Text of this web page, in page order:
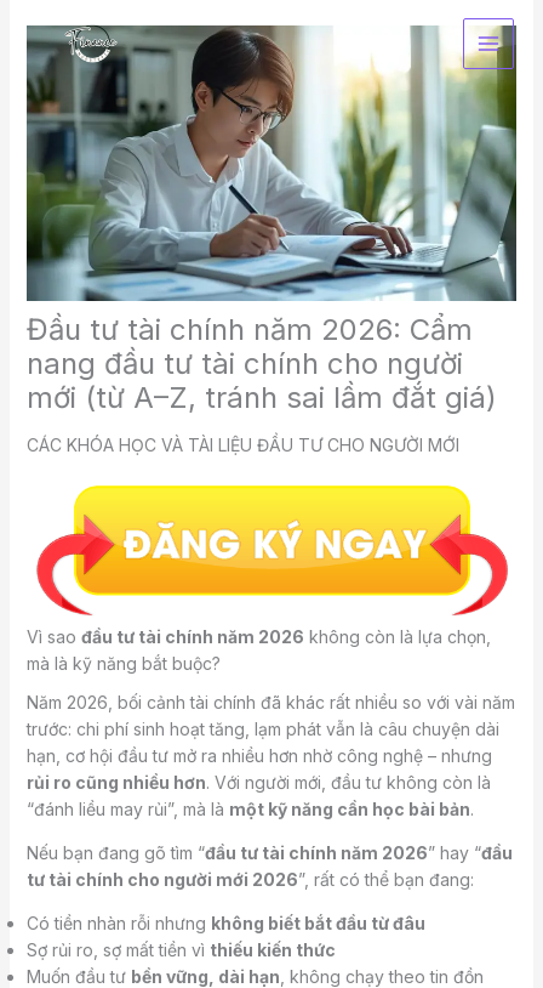
dung
Đầu tư tài chính năm 2026: Cẩm
nang đầu tư tài chính cho người
mới (từ A–Z, tránh sai lầm đắt giá)
CÁC KHÓA HỌC VÀ TÀI LIỆU ĐẦU TƯ CHO NGƯỜI MỚI
Vì sao đầu tư tài chính năm 2026 không còn là lựa chọn,
mà là kỹ năng bắt buộc?
Năm 2026, bối cảnh tài chính đã khác rất nhiều so với vài năm
trước: chi phí sinh hoạt tăng, lạm phát vẫn là câu chuyện dài
hạn, cơ hội đầu tư mở ra nhiều hơn nhờ công nghệ – nhưng
rủi ro cũng nhiều hơn. Với người mới, đầu tư không còn là
“đánh liều may rủi”, mà là một kỹ năng cần học bài bản.
Nếu bạn đang gõ tìm “đầu tư tài chính năm 2026” hay “đầu
tư tài chính cho người mới 2026”, rất có thể bạn đang:
Có tiền nhàn rỗi nhưng không biết bắt đầu từ đâu
Sợ rủi ro, sợ mất tiền vì thiếu kiến thức
Muốn đầu tư bền vững, dài hạn , không chạy theo tin đồn